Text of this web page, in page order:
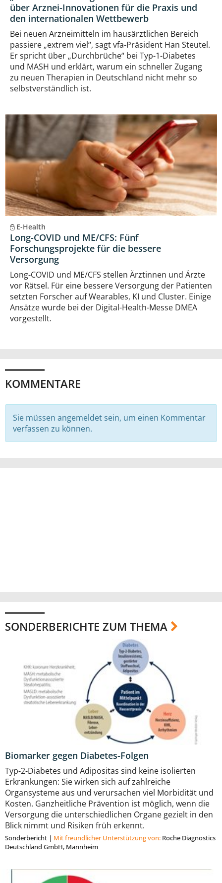
über Arznei-Innovationen für die Praxis und
den internationalen Wettbewerb
Bei neuen Arzneimitteln im hausärztlichen Bereich
passiere „extrem viel“, sagt vfa-Präsident Han Steutel.
Er spricht über „Durchbrüche“ bei Typ-1-Diabetes
und MASH und erklärt, warum ein schneller Zugang
zu neuen Therapien in Deutschland nicht mehr so
selbstverständlich ist.
E-Health
Long-COVID und ME/CFS: Fünf
Forschungsprojekte für die bessere
Versorgung
Long-COVID und ME/CFS stellen Ärztinnen und Ärzte
vor Rätsel. Für eine bessere Versorgung der Patienten
setzten Forscher auf Wearables, KI und Cluster. Einige
Ansätze wurde bei der Digital-Health-Messe DMEA
vorgestellt.
KOMMENTARE
Sie müssen angemeldet sein, um einen Kommentar
verfassen zu können.
SONDERBERICHTE ZUM THEMA
Biomarker gegen Diabetes-Folgen
Typ-2-Diabetes und Adipositas sind keine isolierten
Erkrankungen: Sie wirken sich auf zahlreiche
Organsysteme aus und verursachen viel Morbidität und
Kosten. Ganzheitliche Prävention ist möglich, wenn die
Versorgung die unterschiedlichen Organe gezielt in den
Blick nimmt und Risiken früh erkennt.
Sonderbericht | Mit freundlicher Unterstützung von: Roche Diagnostics
Deutschland GmbH, Mannheim